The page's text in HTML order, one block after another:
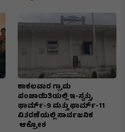
ಕಾಕಲವಾರ ಗ್ರಾಮ
ಪಂಚಾಯಿತಿಯಲ್ಲಿ ಇ-ಸ್ವತ್ತು,
ಫಾರ್ಮ್-9 ಮತ್ತು ಫಾರ್ಮ್-11
ವಿತರಣೆಯಲ್ಲಿ ಸಾರ್ವಜನಿಕ
ಆಕ್ರೋಶ